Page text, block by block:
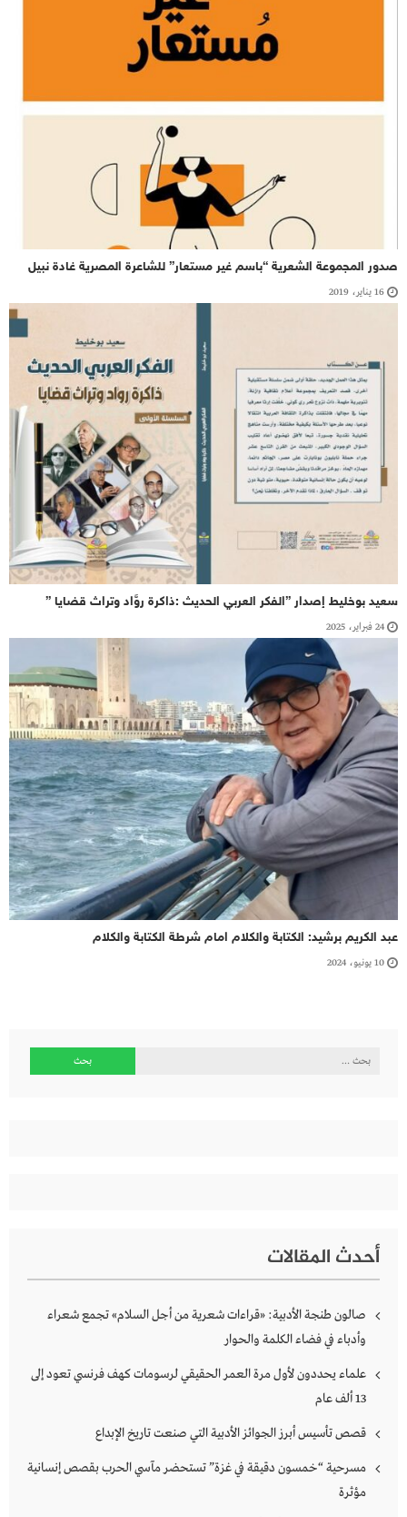
صدور المجموعة الشعرية “باسم غير مستعار” للشاعرة المصرية غادة نبيل
16 يناير، 2019
سعيد بوخليط إصدار ”الفكر العربي الحديث :ذاكرة روَّاد وتراث قضايا ”
24 فبراير، 2025
عبد الكريم برشيد: الكتابة والكلام امام شرطة الكتابة والكلام
10 يونيو، 2024
البحث
أحدث المقالات
صالون طنجة الأدبية: «قراءات شعرية من أجل السلام» تجمع شعراء
وأدباء في فضاء الكلمة والحوار
علماء يحددون لأول مرة العمر الحقيقي لرسومات كهف فرنسي تعود إلى
13 ألف عام
قصص تأسيس أبرز الجوائز الأدبية التي صنعت تاريخ الإبداع
مسرحية “خمسون دقيقة في غزة” تستحضر مآسي الحرب بقصص إنسانية
مؤثرة